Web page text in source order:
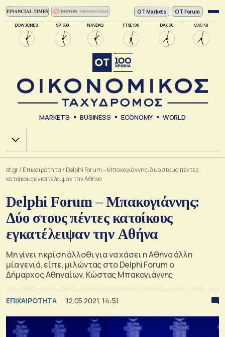
DOW JONES SP 500 NASDAQ FTSE 100 DAX 30 CAC 40
ΟΤ Markets OT Forum
MARKETS BUSINESS ECONOMY WORLD
Χ.Α.
ot.gr/ Επικαιρότητα / Delphi Forum – Μπακογιάννης: Δύο στους πέντες
κατοίκους εγκατέλειψαν την Αθήνα
Delphi Forum – Μπακογιάννης:
Δύο στους πέντες κατοίκους
εγκατέλειψαν την Αθήνα
Μη γίνει η κρίση άλλοθι για να χάσει η Αθήνα άλλη
μία γενιά, είπε, μιλώντας στο Delphi Forum ο
Δήμαρχος Αθηναίων, Κώστας Μπακογιάννης
ΕΠΙΚΑΙΡΟΤΗΤΑ 12.05.2021, 14:51